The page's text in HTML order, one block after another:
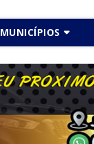
MUNICÍPIOS